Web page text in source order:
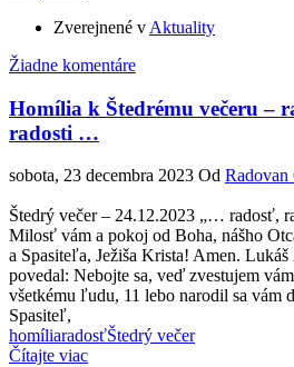
Zverejnené v Aktuality
Žiadne komentáre
Homília k Štedrému večeru –
radosti …
sobota, 23 decembra 2023 Od
Štedrý večer – 24.12.2023 „… radosť,
Milosť vám a pokoj od Boha, nášho
a Spasiteľa, Ježiša Krista! Amen.
povedal: Nebojte sa, veď zvestujem
všetkému ľudu, 11 lebo narodil sa vám
Spasiteľ,
homíliaradosťŠtedrý večer
Čítajte viac